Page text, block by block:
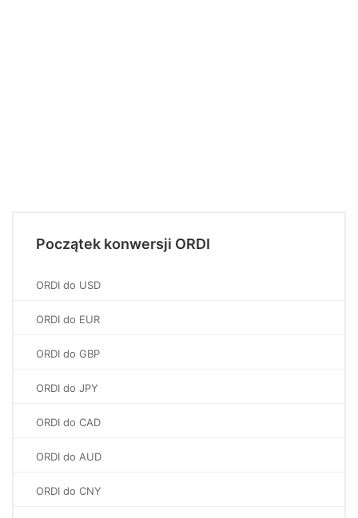
Początek konwersji ORDI
ORDI do USD
ORDI do EUR
ORDI do GBP
ORDI do JPY
ORDI do CAD
ORDI do AUD
ORDI do CNY